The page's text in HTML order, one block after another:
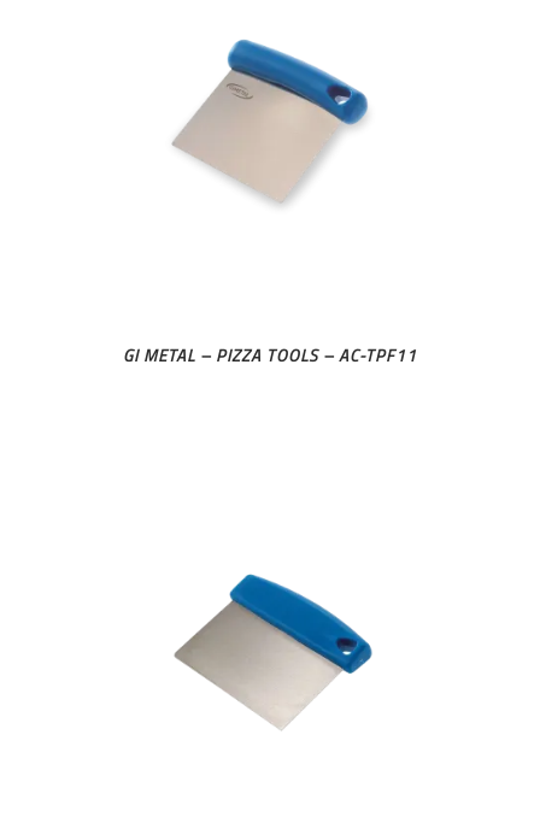
GI METAL – PIZZA TOOLS – AC-TPF11